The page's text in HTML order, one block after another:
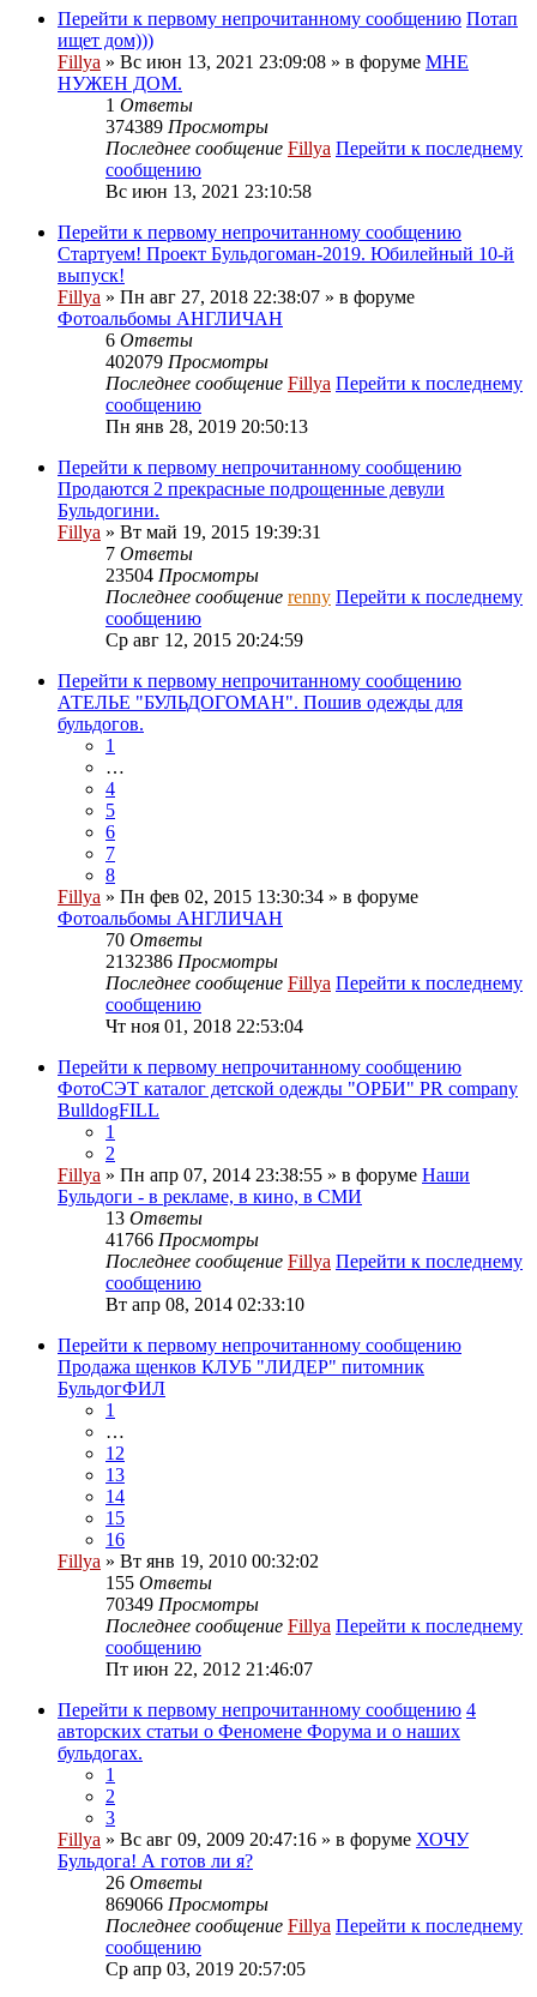
Перейти к первому непрочитанному сообщению Потап
ищет дом)))
Fillya » Вс июн 13, 2021 23:09:08 » в форуме МНЕ
НУЖЕН ДОМ.
1 Ответы
374389 Просмотры
Последнее сообщение Fillya Перейти к последнему
сообщению
Вс июн 13, 2021 23:10:58
Перейти к первому непрочитанному сообщению
Стартуем! Проект Бульдогоман-2019. Юбилейный 10-й
выпуск!
Fillya » Пн авг 27, 2018 22:38:07 » в форуме
Фотоальбомы АНГЛИЧАН
6 Ответы
402079 Просмотры
Последнее сообщение Fillya Перейти к последнему
сообщению
Пн янв 28, 2019 20:50:13
Перейти к первому непрочитанному сообщению
Продаются 2 прекрасные подрощенные девули
Бульдогини.
Fillya » Вт май 19, 2015 19:39:31
7 Ответы
23504 Просмотры
Последнее сообщение renny Перейти к последнему
сообщению
Ср авг 12, 2015 20:24:59
Перейти к первому непрочитанному сообщению
АТЕЛЬЕ "БУЛЬДОГОМАН". Пошив одежды для
бульдогов.
1
…
4
5
6
7
8
Fillya » Пн фев 02, 2015 13:30:34 » в форуме
Фотоальбомы АНГЛИЧАН
70 Ответы
2132386 Просмотры
Последнее сообщение Fillya Перейти к последнему
сообщению
Чт ноя 01, 2018 22:53:04
Перейти к первому непрочитанному сообщению
ФотоСЭТ каталог детской одежды "ОРБИ" PR company
BulldogFILL
1
2
Fillya » Пн апр 07, 2014 23:38:55 » в форуме Наши
Бульдоги - в рекламе, в кино, в СМИ
13 Ответы
41766 Просмотры
Последнее сообщение Fillya Перейти к последнему
сообщению
Вт апр 08, 2014 02:33:10
Перейти к первому непрочитанному сообщению
Продажа щенков КЛУБ "ЛИДЕР" питомник
БульдогФИЛ
1
…
12
13
14
15
16
Fillya » Вт янв 19, 2010 00:32:02
155 Ответы
70349 Просмотры
Последнее сообщение Fillya Перейти к последнему
сообщению
Пт июн 22, 2012 21:46:07
Перейти к первому непрочитанному сообщению 4
авторских статьи о Феномене Форума и о наших
бульдогах.
1
2
3
Fillya » Вс авг 09, 2009 20:47:16 » в форуме ХОЧУ
Бульдога! А готов ли я?
26 Ответы
869066 Просмотры
Последнее сообщение Fillya Перейти к последнему
сообщению
Ср апр 03, 2019 20:57:05